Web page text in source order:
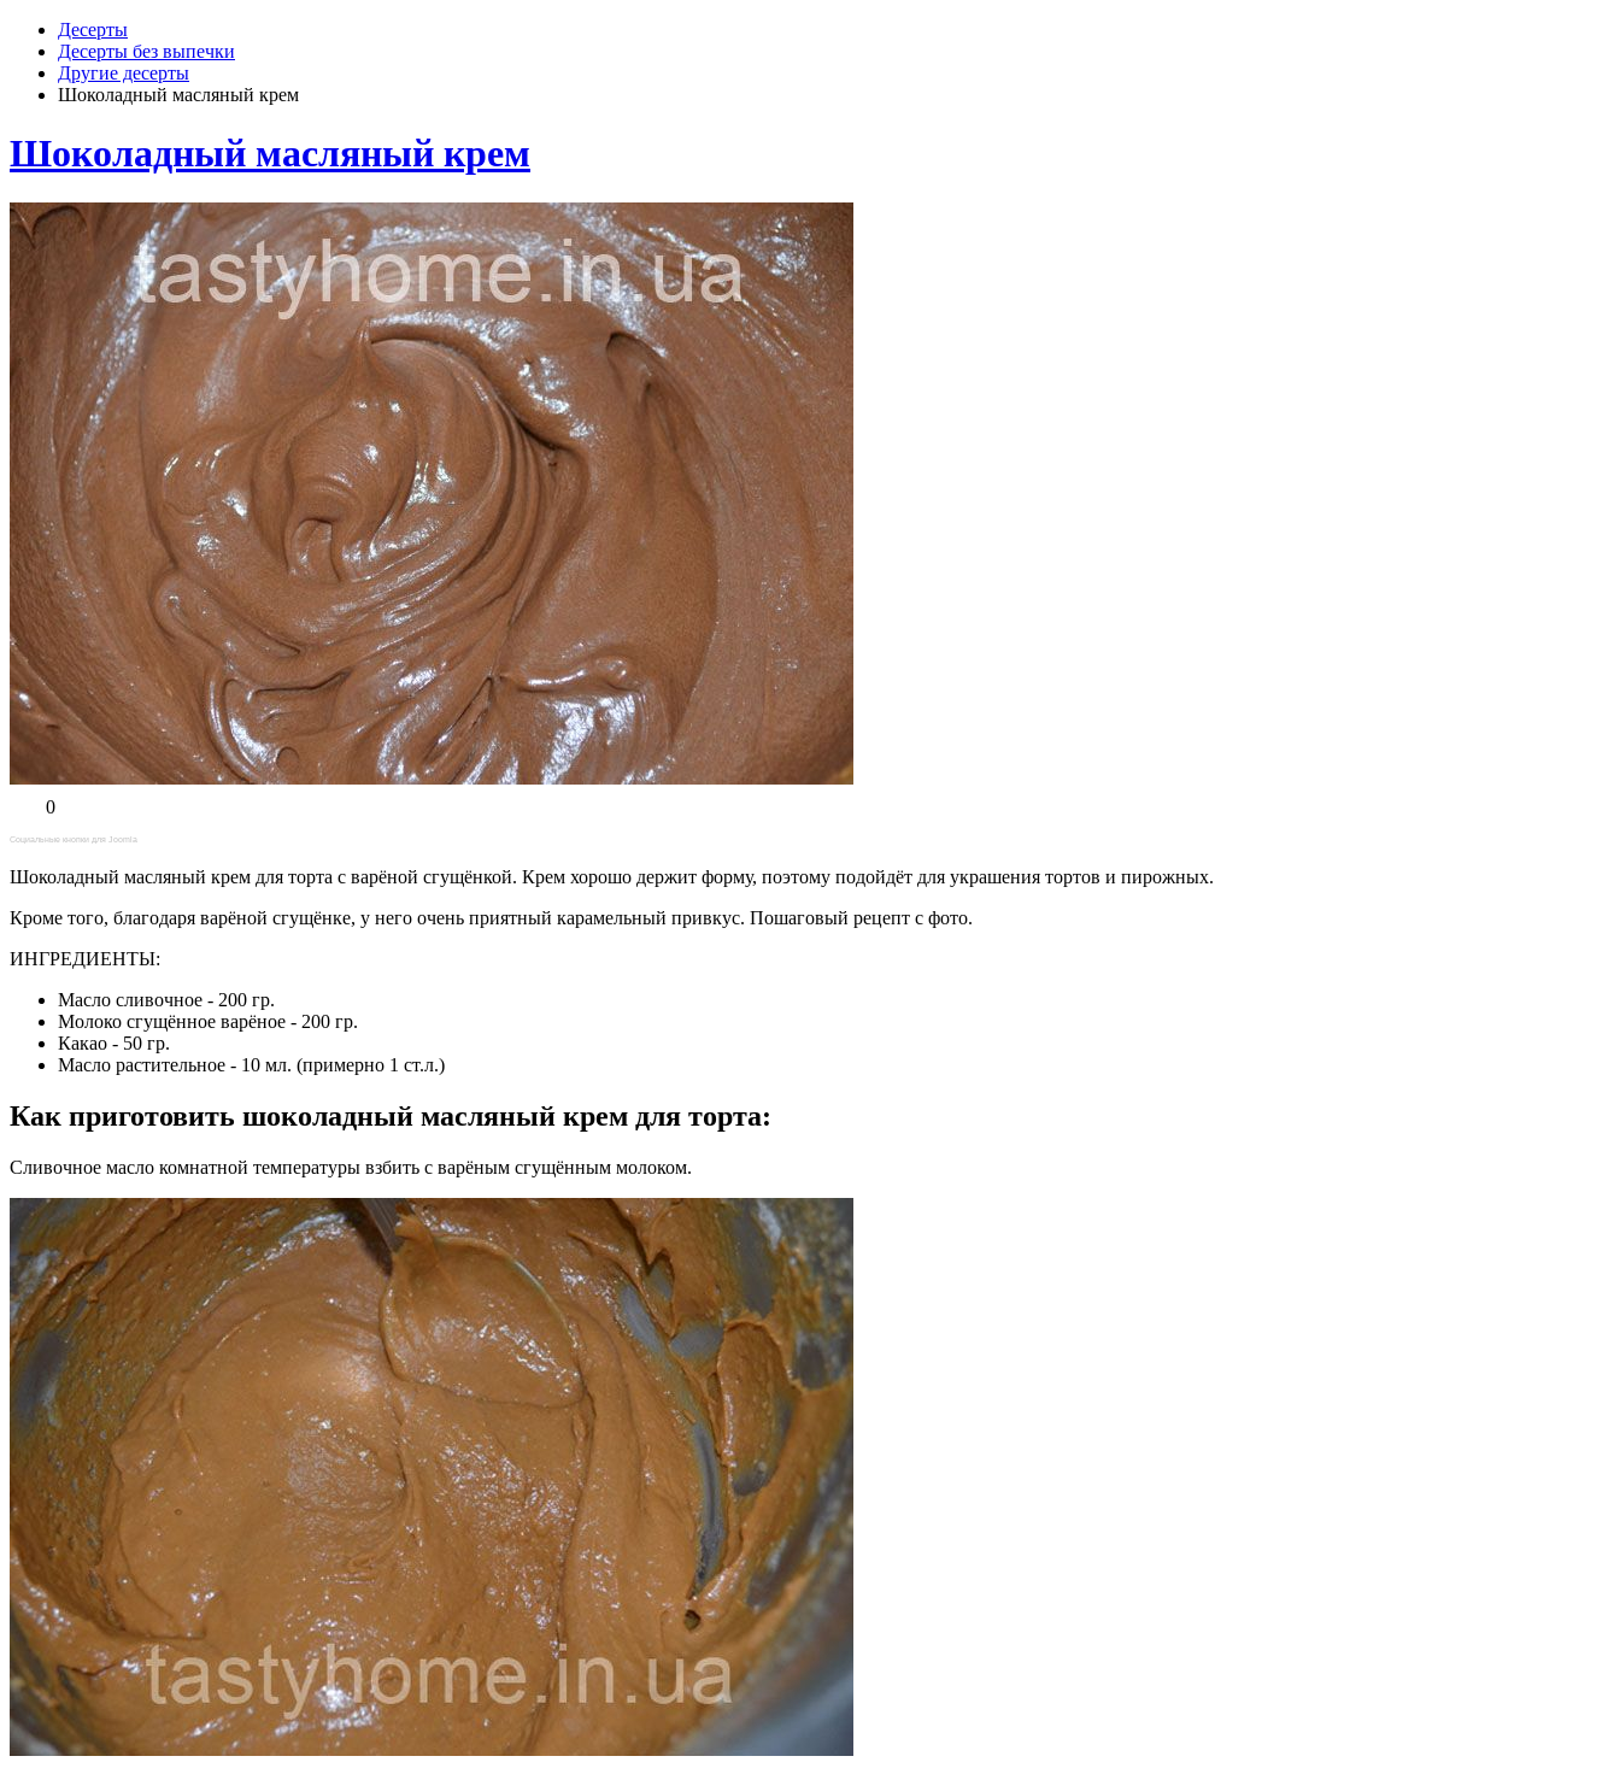
Десерты
Десерты без выпечки
Другие десерты
Шоколадный масляный крем
Шоколадный масляный крем
0
Социальные кнопки для Joomla
Шоколадный масляный крем для торта с варёной сгущёнкой. Крем хорошо держит форму, поэтому подойдёт для украшения тортов и пирожных.
Кроме того, благодаря варёной сгущёнке, у него очень приятный карамельный привкус. Пошаговый рецепт с фото.
ИНГРЕДИЕНТЫ:
Масло сливочное - 200 гр.
Молоко сгущённое варёное - 200 гр.
Какао - 50 гр.
Масло растительное - 10 мл. (примерно 1 ст.л.)
Как приготовить шоколадный масляный крем для торта:
Сливочное масло комнатной температуры взбить с варёным сгущённым молоком.